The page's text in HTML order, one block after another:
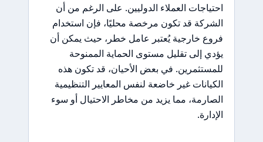
احتياجات العملاء الدوليين. على الرغم من أن
الشركة قد تكون مرخصة محليًا، فإن استخدام
فروع خارجية يُعتبر عامل خطر، حيث يمكن أن
يؤدي إلى تقليل مستوى الحماية الممنوحة
للمستثمرين. في بعض الأحيان، قد تكون هذه
الكيانات غير خاضعة لنفس المعايير التنظيمية
الصارمة، مما يزيد من مخاطر الاحتيال أو سوء
الإدارة.